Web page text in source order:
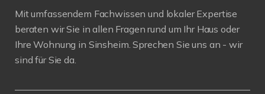
Mit umfassendem Fachwissen und lokaler Expertise
beraten wir Sie in allen Fragen rund um Ihr Haus oder
Ihre Wohnung in Sinsheim. Sprechen Sie uns an - wir
sind für Sie da.